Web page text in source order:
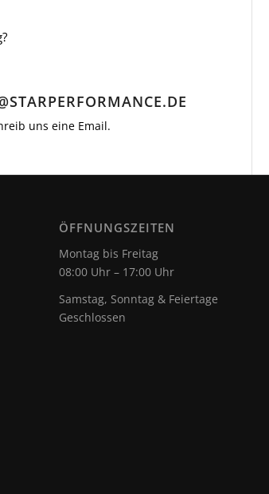
uns eine Email.
ÖFFNUNGSZEITEN
Montag bis Freitag
08:00 Uhr – 17:00 Uhr
Samstag, Sonntag & Feiertage
Geschlossen